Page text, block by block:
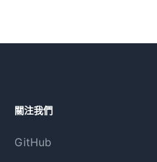
關注我們
GitHub